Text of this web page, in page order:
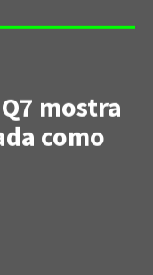
mostra
como